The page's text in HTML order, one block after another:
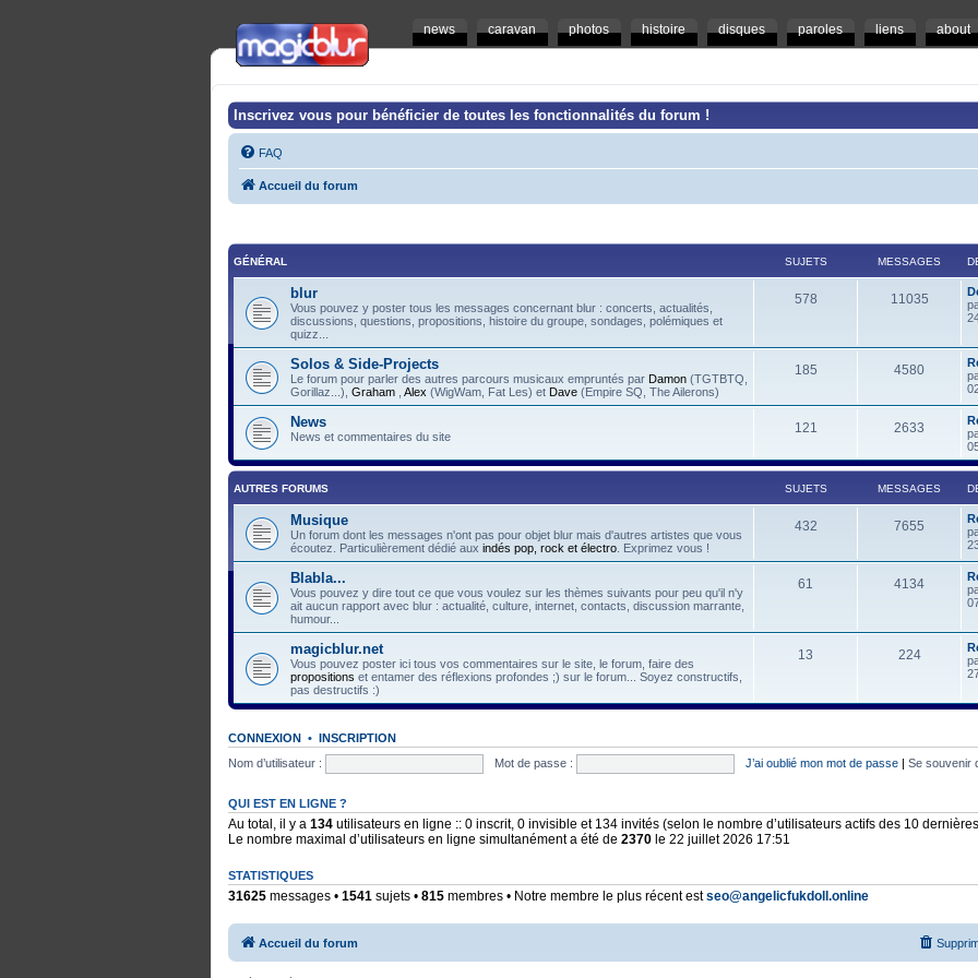
news caravan photos histoire disques paroles liens about
Inscrivez vous pour bénéficier de toutes les fonctionnalités du forum !
FAQ
Accueil du forum
GÉNÉRAL SUJETS MESSAGES
blur
Vous pouvez y poster tous les messages concernant blur : concerts, actualités,
discussions, questions, propositions, histoire du groupe, sondages, polémiques et
quizz...
578 11035
Solos & Side-Projects
Le forum pour parler des autres parcours musicaux empruntés par Damon (TGTBTQ,
Gorillaz...), Graham Alex (WigWam, Fat Les) et Dave (Empire SQ, The Ailerons)
185 4580
News
News et commentaires du site
121 2633
AUTRES FORUMS SUJETS MESSAGES
Musique
Un forum dont les messages n'ont pas pour objet blur mais d'autres artistes que vous
écoutez. Particulièrement dédié aux indés pop, rock et électro . Exprimez vous !
432 7655
Blabla...
Vous pouvez y dire tout ce que vous voulez sur les thèmes suivants pour peu qu'il n'y
ait aucun rapport avec blur : actualité, culture, internet, contacts, discussion marrante,
humour...
61 4134
magicblur.net
Vous pouvez poster ici tous vos commentaires sur le site, le forum, faire des
propositions et entamer des réflexions profondes ;) sur le forum... Soyez constructifs,
pas destructifs :)
13 224
CONNEXION • INSCRIPTION
Nom d’utilisateur :
Mot de passe : J’ai oublié mon mot de passe | Se souvenir
QUI EST EN LIGNE ?
Au total, il y a 134 utilisateurs en ligne :: 0 inscrit, 0 invisible et 134 invités (selon le nombre d’utilisateurs actifs des 10
Le nombre maximal d’utilisateurs en ligne simultanément a été de 2370 le 22 juillet 2026 17:51
STATISTIQUES
31625 messages • 1541 sujets • 815 membres • Notre membre le plus récent estseo@angelicfukdoll.online
Accueil du forum